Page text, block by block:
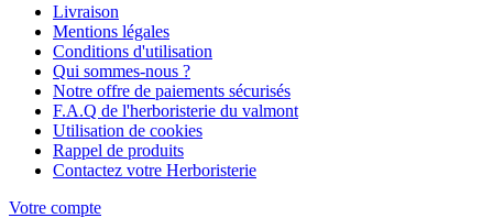
Livraison
Mentions légales
Conditions d'utilisation
Qui sommes-nous ?
Notre offre de paiements sécurisés
F.A.Q de l'herboristerie du valmont
Utilisation de cookies
Rappel de produits
Contactez votre Herboristerie
Votre compte